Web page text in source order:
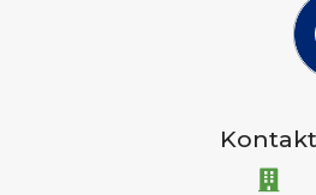
Kontakt